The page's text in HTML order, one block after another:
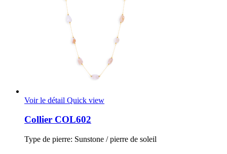
Voir le détail Quick view
Collier COL602
Type de pierre: Sunstone / pierre de soleil